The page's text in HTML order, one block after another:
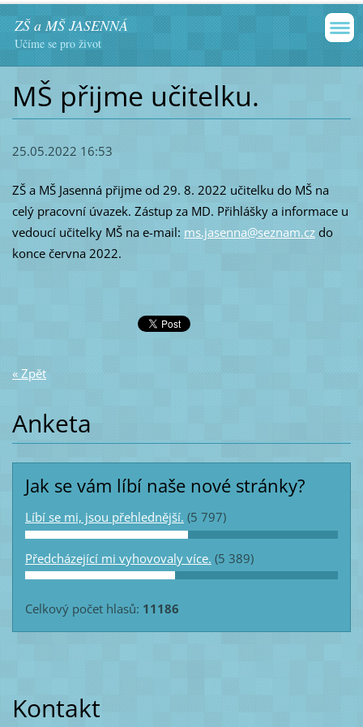
ZŠ a MŠ JASENNÁ
Učíme se pro život
MŠ přijme učitelku.
25.05.2022 16:53
ZŠ a MŠ Jasenná přijme od 29. 8. 2022 učitelku do MŠ na
celý pracovní úvazek. Zástup za MD. Přihlášky a informace u
vedoucí učitelky MŠ na e-mail: ms.jasenna@seznam.czdo
konce června 2022.
« Zpět
Anketa
Jak se vám líbí naše nové stránky?
Líbí se mi, jsou přehlednější. (5 797)
Předcházející mi vyhovovaly více. (5 389)
Celkový počet hlasů: 11186
Kontakt